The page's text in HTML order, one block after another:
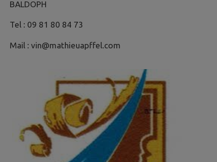
BALDOPH
Tel : 09 81 80 84 73
Mail : vin@mathieuapffel.com